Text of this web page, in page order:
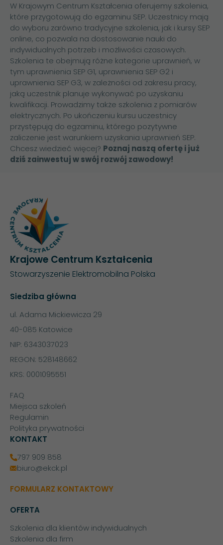
W Krajowym Centrum Kształcenia oferujemy szkolenia,
które przygotowują do egzaminu SEP. Uczestnicy mają
do wyboru zarówno tradycyjne szkolenia, jak i kursy SEP
online, co pozwala na dostosowanie nauki do
indywidualnych potrzeb i możliwości czasowych.
Szkolenia te obejmują różne kategorie uprawnień, w
tym uprawnienia SEP G1, uprawnienia SEP G2 i
uprawnienia SEP G3, w zależności od zakresu pracy,
jaką uczestnik planuje wykonywać po uzyskaniu
kwalifikacji. Prowadzimy także szkolenia z pomiarów
elektrycznych. Po ukończeniu kursu uczestnicy
przystępują do egzaminu, którego pozytywne
zaliczenie jest warunkiem uzyskania uprawnień SEP.
Chcesz wiedzieć więcej? Poznaj naszą ofertę i już
dziś zainwestuj w swój rozwój zawodowy!
Krajowe Centrum Kształcenia
Stowarzyszenie Elektromobilna Polska
Siedziba główna
ul. Adama Mickiewicza 29
40-085 Katowice
NIP: 6343037023
REGON: 528148662
KRS: 0001095551
FAQ
Miejsca szkoleń
Regulamin
Polityka prywatności
KONTAKT
797 909 858
biuro@ekck.pl
FORMULARZ KONTAKTOWY
OFERTA
Szkolenia dla klientów indywidualnych
Szkolenia dla firm